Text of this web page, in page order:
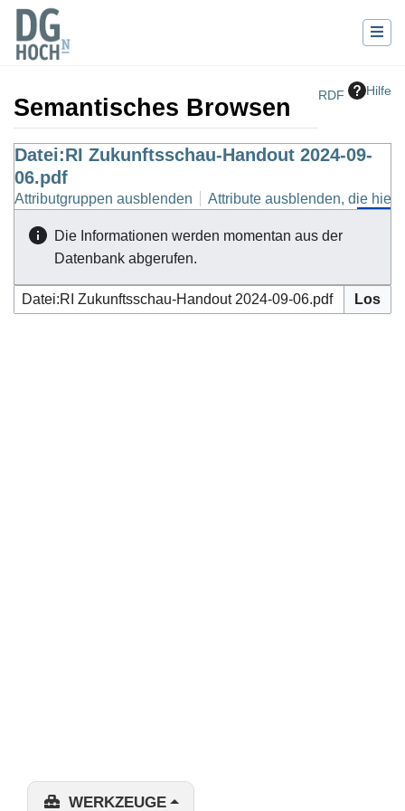
RDF Hilfe
Semantisches Browsen
Wechseln zu:Navigation,Suche
Datei:RI Zukunftsschau-Handout 2024-09-
06.pdf
Attributgruppen ausblenden Attribute ausblenden, die
Die Informationen werden momentan aus der
Datenbank abgerufen.
WERKZEUGE